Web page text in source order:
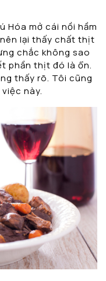
Hóa mở cái nồi hầm
lại thấy chất thịt
chắc không sao
phần thịt đó là ổn.
thấy rõ. Tôi cũng
này.